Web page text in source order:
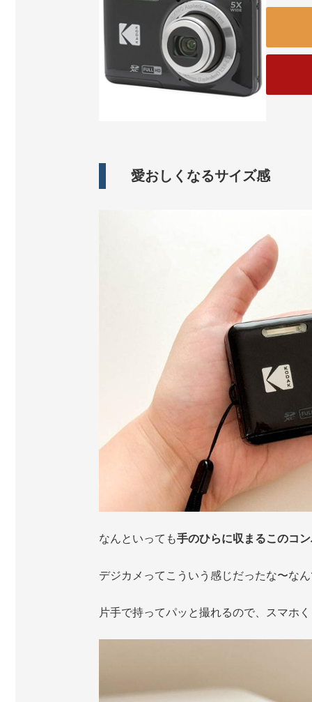
愛おしくなるサイズ感
なんといっても手のひらに収まるこのコ
デジカメってこういう感じだったな〜な
片手で持ってパッと撮れるので、スマホ